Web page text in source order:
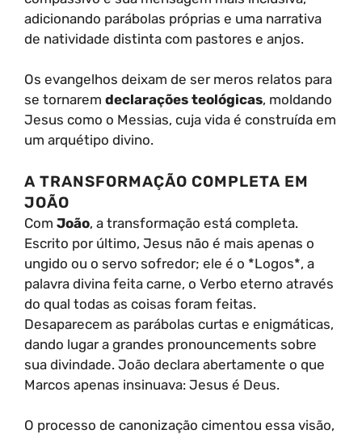
adicionando parábolas próprias e uma narrativa
de natividade distinta com pastores e anjos.
Os evangelhos deixam de ser meros relatos para
se tornarem declarações teológicas, moldando
Jesus como o Messias, cuja vida é construída em
um arquétipo divino.
A TRANSFORMAÇÃO COMPLETA EM
JOÃO
Com João, a transformação está completa.
Escrito por último, Jesus não é mais apenas o
ungido ou o servo sofredor; ele é o *Logos*, a
palavra divina feita carne, o Verbo eterno através
do qual todas as coisas foram feitas.
Desaparecem as parábolas curtas e enigmáticas,
dando lugar a grandes pronouncements sobre
sua divindade. João declara abertamente o que
Marcos apenas insinuava: Jesus é Deus.
O processo de canonização cimentou essa visão,